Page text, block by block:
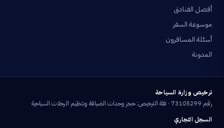
أفضل الفنادق
موسوعة السفر
أسئلة المسافرون
المدونة
ترخيص وزارة السياحة
رقم 73105299 · فئة الترخيص: حجز وحدات الضيافة وتنظيم الرحلات السياحية
السجل التجاري